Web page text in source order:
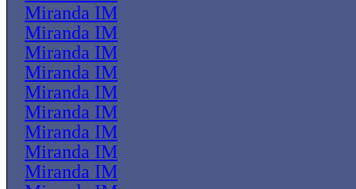
Miranda IM
Miranda IM
Miranda IM
Miranda IM
Miranda IM
Miranda IM
Miranda IM
Miranda IM
Miranda IM